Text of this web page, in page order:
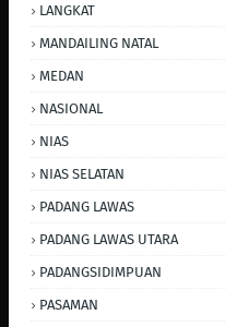
LANGKAT
MANDAILING NATAL
MEDAN
NASIONAL
NIAS
NIAS SELATAN
PADANG LAWAS
PADANG LAWAS UTARA
PADANGSIDIMPUAN
PASAMAN